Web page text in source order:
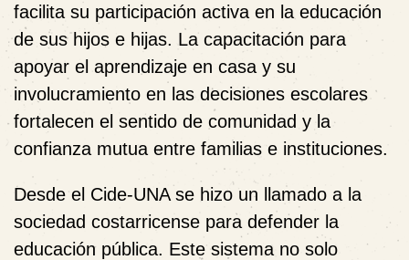
facilita su participación activa en la educación
de sus hijos e hijas. La capacitación para
apoyar el aprendizaje en casa y su
involucramiento en las decisiones escolares
fortalecen el sentido de comunidad y la
confianza mutua entre familias e instituciones.
Desde el Cide-UNA se hizo un llamado a la
sociedad costarricense para defender la
educación pública. Este sistema no solo